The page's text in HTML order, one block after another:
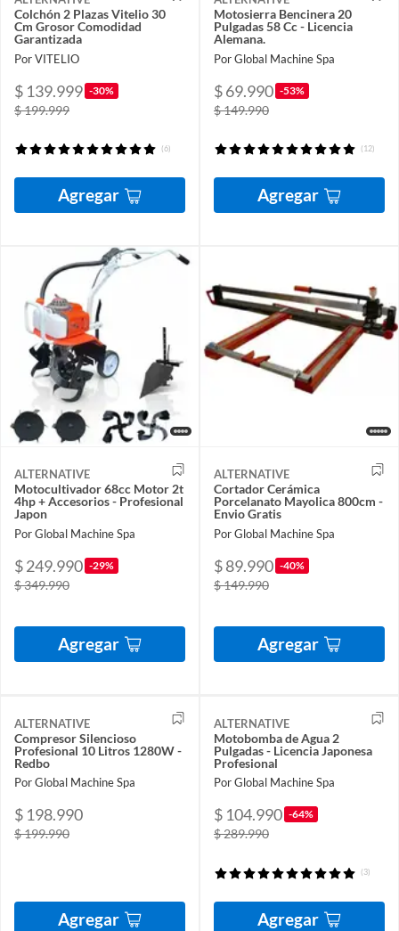
Colchón 2 Plazas Vitelio 30
Cm Grosor Comodidad
Garantizada
Por VITELIO
$ 139.999 -30%
$ 199.999
(6)
Agregar
Motosierra Bencinera 20
Pulgadas 58 Cc - Licencia
Alemana.
Por Global Machine Spa
$ 69.990 -53%
$ 149.990
(12)
Agregar
ALTERNATIVE
Motocultivador 68cc Motor 2t
4hp + Accesorios - Profesional
Japon
Por Global Machine Spa
$ 249.990 -29%
$ 349.990
Agregar
ALTERNATIVE
Cortador Cerámica
Porcelanato Mayolica 800cm -
Envio Gratis
Por Global Machine Spa
$ 89.990 -40%
$ 149.990
Agregar
ALTERNATIVE
Compresor Silencioso
Profesional 10 Litros 1280W -
Redbo
Por Global Machine Spa
$ 198.990
$ 199.990
Agregar
ALTERNATIVE
Motobomba de Agua 2
Pulgadas - Licencia Japonesa
Profesional
Por Global Machine Spa
$ 104.990 -64%
$ 289.990
(3)
Agregar